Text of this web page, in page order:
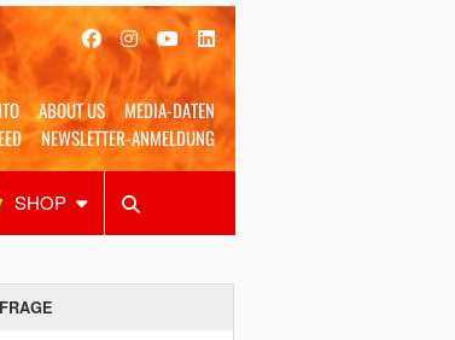
ABOUT US
MEDIA-DATEN
NEWSLETTER-ANMELDUNG
SHOP
Shop SUCHEN